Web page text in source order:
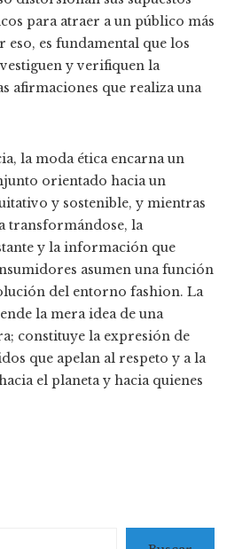
para atraer a un público más
eso, es fundamental que los
y verifiquen la
afirmaciones que realiza una
la moda ética encarna un
orientado hacia un
y sostenible, y mientras
transformándose, la
y la información que
asumen una función
del entorno fashion. La
la mera idea de una
constituye la expresión de
que apelan al respeto y a la
el planeta y hacia quienes